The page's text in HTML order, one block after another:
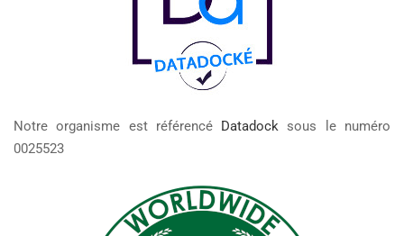
Notre organisme est référencé Datadock sous le numéro
0025523